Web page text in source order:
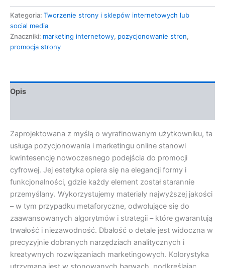
Kategoria: Tworzenie strony i sklepów internetowych lub
social media
Znaczniki: marketing internetowy, pozycjonowanie stron,
promocja strony
Opis
Zaprojektowana z myślą o wyrafinowanym użytkowniku, ta
usługa pozycjonowania i marketingu online stanowi
kwintesencję nowoczesnego podejścia do promocji
cyfrowej. Jej estetyka opiera się na elegancji formy i
funkcjonalności, gdzie każdy element został starannie
przemyślany. Wykorzystujemy materiały najwyższej jakości
– w tym przypadku metaforyczne, odwołujące się do
zaawansowanych algorytmów i strategii – które gwarantują
trwałość i niezawodność. Dbałość o detale jest widoczna w
precyzyjnie dobranych narzędziach analitycznych i
kreatywnych rozwiązaniach marketingowych. Kolorystyka